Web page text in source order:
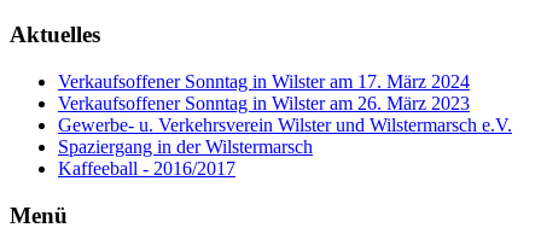
Aktuelles
Verkaufsoffener Sonntag in Wilster am 17. März 2024
Verkaufsoffener Sonntag in Wilster am 26. März 2023
Gewerbe- u. Verkehrsverein Wilster und Wilstermarsch e.V.
Spaziergang in der Wilstermarsch
Kaffeeball - 2016/2017
Menü